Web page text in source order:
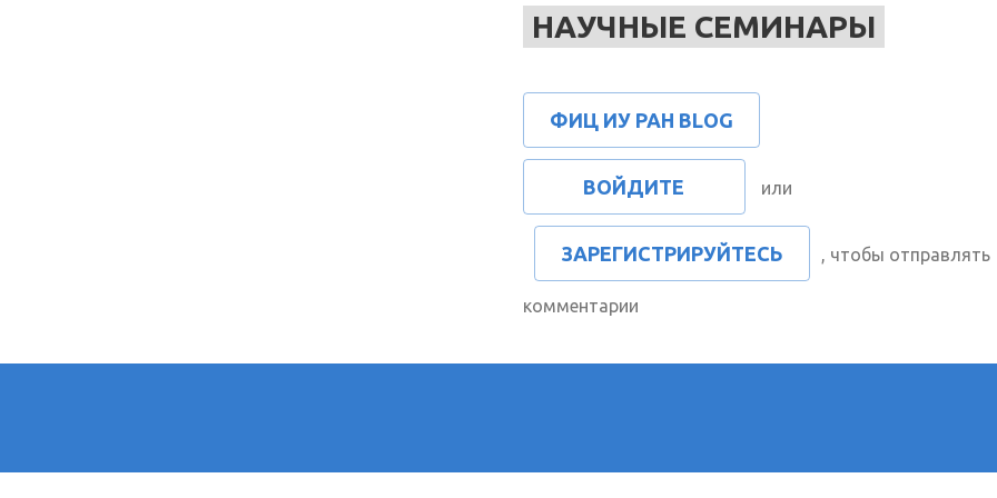
НАУЧНЫЕ СЕМИНАРЫ
ФИЦ ИУ РАН BLOG
ВОЙДИТЕ или
ЗАРЕГИСТРИРУЙТЕСЬ , чтобы отправлять
комментарии